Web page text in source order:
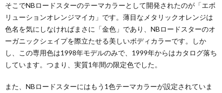
そこでNBロードスターのテーマカラーとして開発されたのが「エボ
リューションオレンジマイカ」です。薄目なメタリックオレンジは
色名を気にしなければまさに「金色」であり、NBロードスターのオ
ーガニックシェイプを際立たせる美しいボディカラーです。しか
し、この専用色は1998年モデルのみで、1999年からはカタログ落ち
しています。つまり、実質1年間の限定色でした。
また、NBロードスターにはもう1色テーマカラーが設定されていま